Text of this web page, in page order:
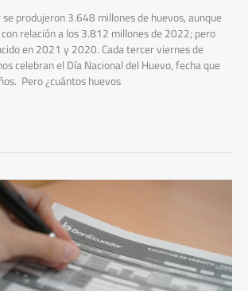
produjeron 3.648 millones de huevos, aunque
relación a los 3.812 millones de 2022; pero
en 2021 y 2020. Cada tercer viernes de
celebran el Día Nacional del Huevo, fecha que
Pero ¿cuántos huevos